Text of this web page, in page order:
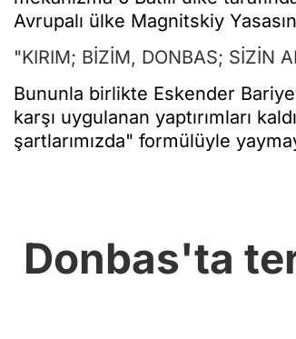
Avrupalı ülke Magnitskiy
"KIRIM; BİZİM, DONBAS; SİZİN
Bununla birlikte Eskender
karşı uygulanan yaptırımları
şartlarımızda" formülüyle
Donbas'ta